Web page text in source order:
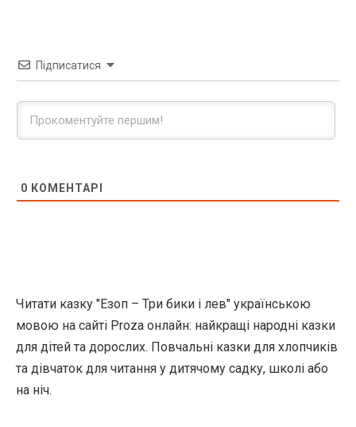
Підписатися
0 КОМЕНТАРІ
Читати казку "Езоп – Три бики і лев" українською
мовою на сайті Proza онлайн: найкращі народні казки
для дітей та дорослих. Повчальні казки для хлопчиків
та дівчаток для читання у дитячому садку, школі або
на ніч.